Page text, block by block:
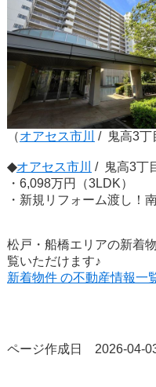
（オアセス市川 / 鬼高3丁
◆オアセス市川
/ 鬼高3丁
・6,098万円（3LDK）
・新規リフォーム渡し！
松戸・船橋エリアの新着
覧いただけます♪
新着物件 の不動産情報一
ページ作成日 2026-04-